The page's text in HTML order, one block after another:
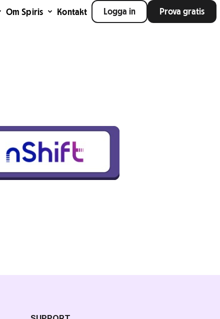
Om Spiris Kontakt Logga in Prova gratis